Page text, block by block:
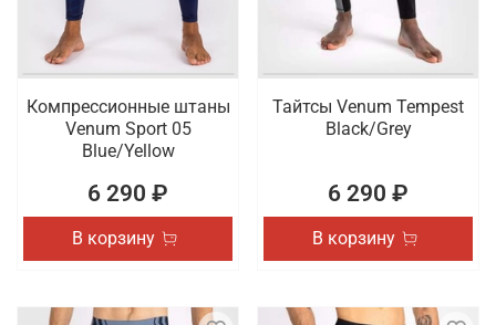
Компрессионные штаны
Venum Sport 05
Blue/Yellow
6 290 ₽
В корзину
Тайтсы Venum Tempest
Black/Grey
6 290 ₽
В корзину